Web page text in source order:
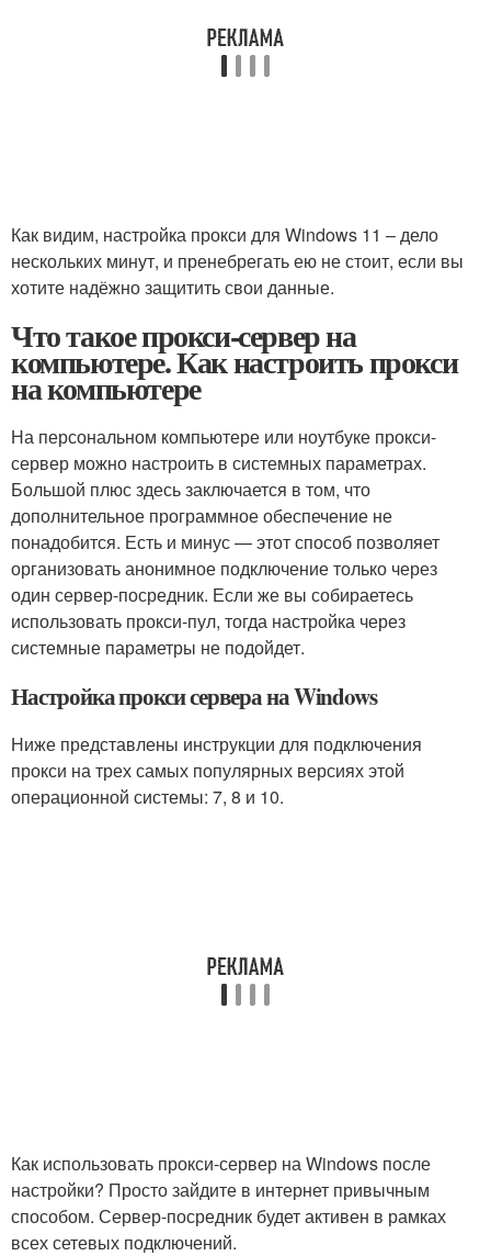
Как видим, настройка прокси для Windows 11 – дело
нескольких минут, и пренебрегать ею не стоит, если вы
хотите надёжно защитить свои данные.
Что такое прокси-сервер на
компьютере. Как настроить прокси
на компьютере
На персональном компьютере или ноутбуке прокси-
сервер можно настроить в системных параметрах.
Большой плюс здесь заключается в том, что
дополнительное программное обеспечение не
понадобится. Есть и минус — этот способ позволяет
организовать анонимное подключение только через
один сервер-посредник. Если же вы собираетесь
использовать прокси-пул, тогда настройка через
системные параметры не подойдет.
Настройка прокси сервера на Windows
Ниже представлены инструкции для подключения
прокси на трех самых популярных версиях этой
операционной системы: 7, 8 и 10.
Как использовать прокси-сервер на Windows после
настройки? Просто зайдите в интернет привычным
способом. Сервер-посредник будет активен в рамках
всех сетевых подключений.